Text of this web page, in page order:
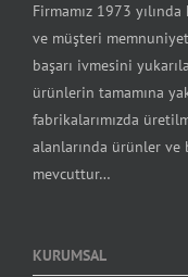
Firmamız 1973
ve müşteri
başarı ivmesini
ürünlerin tamamına
fabrikalarımızda
alanlarında ürünler
mevcuttur…
KURUMSAL